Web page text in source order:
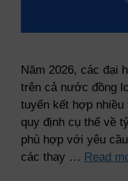
Năm 2026, các đại
trên cả nước đồng
tuyển kết hợp
quy định cụ thể về
phù hợp với yêu
các thay … Read